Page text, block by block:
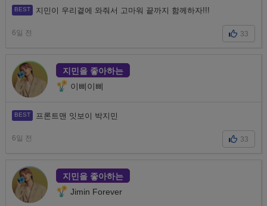
지민이 우리곁에 와줘서 고마워 끝까지 함께하자!!!
6일 전 33
지민을 좋아하는
이삐이삐
프론트맨 잇보이 박지민
6일 전 33
지민을 좋아하는
Jimin Forever